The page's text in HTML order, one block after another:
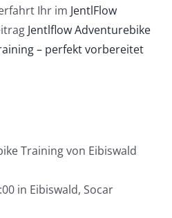
Ihr im JentlFlow
Jentlflow Adventurebike
– perfekt vorbereitet
Training von Eibiswald
in Eibiswald, Socar